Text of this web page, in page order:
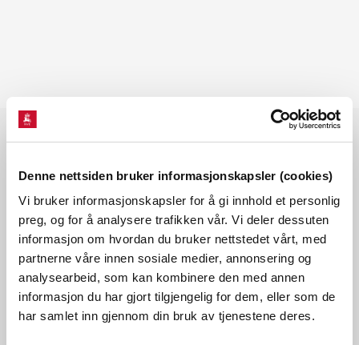
Denne nettsiden bruker informasjonskapsler (cookies)
Vi bruker informasjonskapsler for å gi innhold et personlig
preg, og for å analysere trafikken vår. Vi deler dessuten
informasjon om hvordan du bruker nettstedet vårt, med
partnerne våre innen sosiale medier, annonsering og
analysearbeid, som kan kombinere den med annen
informasjon du har gjort tilgjengelig for dem, eller som de
har samlet inn gjennom din bruk av tjenestene deres.
Les også